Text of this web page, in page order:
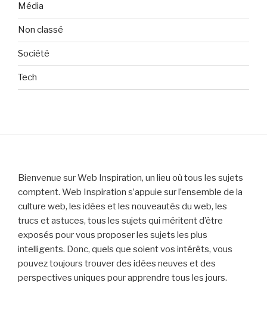
Média
Non classé
Société
Tech
Bienvenue sur Web Inspiration, un lieu où tous les sujets
comptent. Web Inspiration s’appuie sur l’ensemble de la
culture web, les idées et les nouveautés du web, les
trucs et astuces, tous les sujets qui méritent d’être
exposés pour vous proposer les sujets les plus
intelligents. Donc, quels que soient vos intérêts, vous
pouvez toujours trouver des idées neuves et des
perspectives uniques pour apprendre tous les jours.